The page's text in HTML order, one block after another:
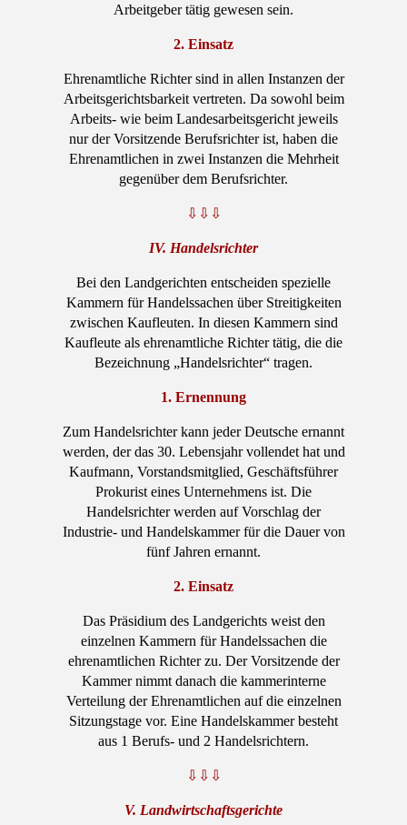
Arbeitgeber tätig gewesen sein.
2. Einsatz
Ehrenamtliche Richter sind in allen Instanzen der
Arbeitsgerichtsbarkeit vertreten. Da sowohl beim
Arbeits- wie beim Landesarbeitsgericht jeweils
nur der Vorsitzende Berufsrichter ist, haben die
Ehrenamtlichen in zwei Instanzen die Mehrheit
gegenüber dem Berufsrichter.
⇩⇩⇩
IV. Handelsrichter
Bei den Landgerichten entscheiden spezielle
Kammern für Handelssachen über Streitigkeiten
zwischen Kaufleuten. In diesen Kammern sind
Kaufleute als ehrenamtliche Richter tätig, die die
Bezeichnung „Handelsrichter“ tragen.
1. Ernennung
Zum Handelsrichter kann jeder Deutsche ernannt
werden, der das 30. Lebensjahr vollendet hat und
Kaufmann, Vorstandsmitglied, Geschäftsführer
Prokurist eines Unternehmens ist. Die
Handelsrichter werden auf Vorschlag der
Industrie- und Handelskammer für die Dauer von
fünf Jahren ernannt.
2. Einsatz
Das Präsidium des Landgerichts weist den
einzelnen Kammern für Handelssachen die
ehrenamtlichen Richter zu. Der Vorsitzende der
Kammer nimmt danach die kammerinterne
Verteilung der Ehrenamtlichen auf die einzelnen
Sitzungstage vor. Eine Handelskammer besteht
aus 1 Berufs- und 2 Handelsrichtern.
⇩⇩⇩
V. Landwirtschaftsgerichte